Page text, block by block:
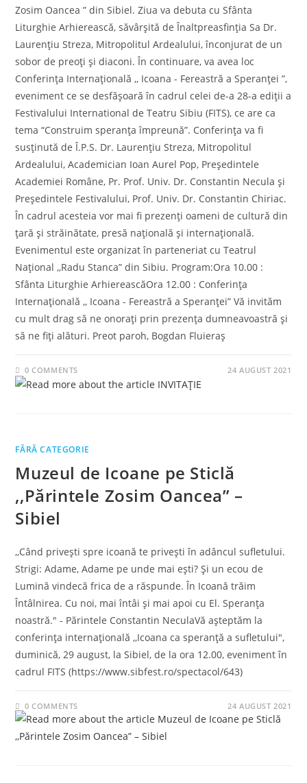
Zosim Oancea ” din Sibiel. Ziua va debuta cu Sfânta
Liturghie Arhierească, săvârșită de Înaltpreasfinția Sa Dr.
Laurențiu Streza, Mitropolitul Ardealului, înconjurat de un
sobor de preoți și diaconi. În continuare, va avea loc
Conferința Internațională ,, Icoana - Fereastră a Speranței ”,
eveniment ce se desfășoară în cadrul celei de-a 28-a ediții a
Festivalului International de Teatru Sibiu (FITS), ce are ca
tema “Construim speranța împreună”. Conferința va fi
susținută de Î.P.S. Dr. Laurențiu Streza, Mitropolitul
Ardealului, Academician Ioan Aurel Pop, Președintele
Academiei Române, Pr. Prof. Univ. Dr. Constantin Necula și
Președintele Festivalului, Prof. Univ. Dr. Constantin Chiriac.
În cadrul acesteia vor mai fi prezenți oameni de cultură din
țară și străinătate, presă națională și internațională.
Evenimentul este organizat în parteneriat cu Teatrul
Național ,,Radu Stanca” din Sibiu. Program:Ora 10.00 :
Sfânta Liturghie ArhiereascăOra 12.00 : Conferința
Internațională ,, Icoana - Fereastră a Speranței” Vă invităm
cu mult drag să ne onorați prin prezența dumneavoastră și
să ne fiți alături. Preot paroh, Bogdan Fluieraș
0 COMMENTS 24 AUGUST 2021
FĂRĂ CATEGORIE
Muzeul de Icoane pe Sticlă
,,Părintele Zosim Oancea” –
Sibiel
,,Când privești spre icoană te privești în adâncul sufletului.
Strigi: Adame, Adame pe unde mai ești? Și un ecou de
Lumină vindecă frica de a răspunde. În Icoană trăim
Întâlnirea. Cu noi, mai întâi și mai apoi cu El. Speranța
noastră." - Părintele Constantin NeculaVă așteptăm la
conferința internațională ,,Icoana ca speranță a sufletului",
duminică, 29 august, la Sibiel, de la ora 12.00, eveniment în
cadrul FITS (https://www.sibfest.ro/spectacol/643)
0 COMMENTS 24 AUGUST 2021